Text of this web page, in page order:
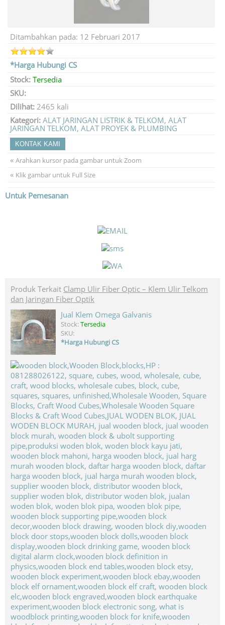
Ditambahkan pada: 12 Februari 2017
*Harga Hubungi CS
Stock: Tersedia
SKU:
Dilihat: 2465 kali
Kategori: ALAT JARINGAN LISTRIK & TELKOM, ALAT
JARINGAN TELKOM, ALAT PROYEK & PLUMBING
KONTAK KAMI
« Arahkan kursor pada gambar untuk Zoom
« Klik gambar untuk Full Size
Untuk Pemesanan
Produk Terkait Clamp Ulir Fiber Optic – Klem Ulir Telkom
dan Jaringan Fiber Optik
Jual Klem Omega Galvanis
Stock:Tersedia
SKU:
*Harga Hubungi CS